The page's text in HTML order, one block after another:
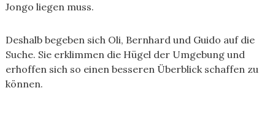
Jongo liegen muss.
Deshalb begeben sich Oli, Bernhard und Guido auf die
Suche. Sie erklimmen die Hügel der Umgebung und
erhoffen sich so einen besseren Überblick schaffen zu
können.